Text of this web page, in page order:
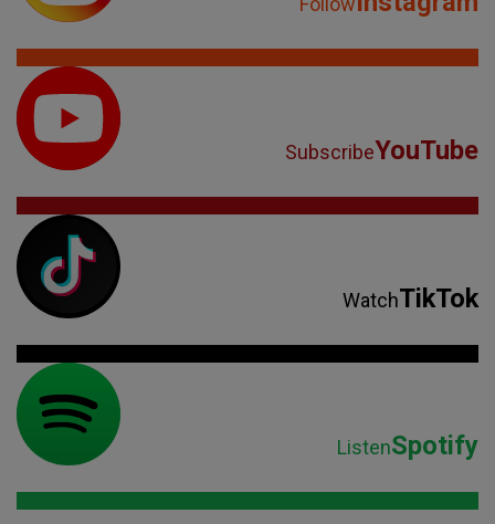
SubscribeYouTube
WatchTikTok
ListenSpotify